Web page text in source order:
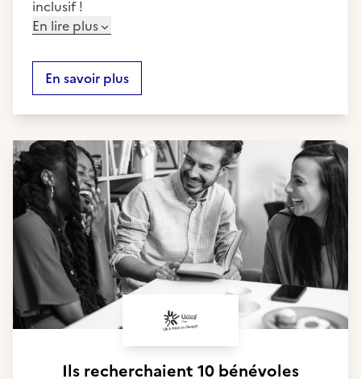
inclusif !
En lire plus
En savoir plus
Ils recherchaient 10 bénévoles